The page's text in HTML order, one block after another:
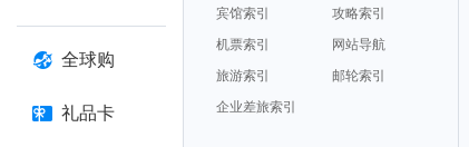
全球购
礼品卡
宾馆索引
攻略索引
机票索引
网站导航
旅游索引
邮轮索引
企业差旅索引